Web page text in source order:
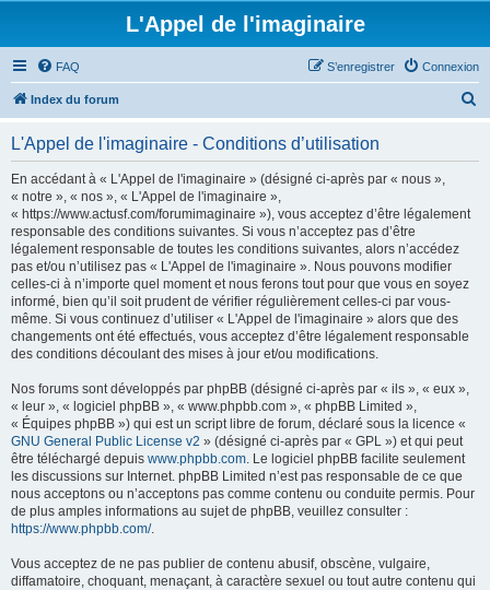
L'Appel de l'imaginaire
FAQ Connexion
S’enregistrer
Index du forum
L'Appel de l'imaginaire - Conditions d’utilisation
En accédant à « L'Appel de l'imaginaire » (désigné ci-après par « nous »,
« notre », « nos », « L'Appel de l'imaginaire »,
« https://www.actusf.com/forumimaginaire »), vous acceptez d’être légalement
responsable des conditions suivantes. Si vous n’acceptez pas d’être
légalement responsable de toutes les conditions suivantes, alors n’accédez
pas et/ou n’utilisez pas « L'Appel de l'imaginaire ». Nous pouvons modifier
celles-ci à n’importe quel moment et nous ferons tout pour que vous en soyez
informé, bien qu’il soit prudent de vérifier régulièrement celles-ci par vous-
même. Si vous continuez d’utiliser « L'Appel de l'imaginaire » alors que des
changements ont été effectués, vous acceptez d’être légalement responsable
des conditions découlant des mises à jour et/ou modifications.
Nos forums sont développés par phpBB (désigné ci-après par « ils », « eux »,
« leur », « logiciel phpBB », « www.phpbb.com », « phpBB Limited »,
« Équipes phpBB ») qui est un script libre de forum, déclaré sous la licence «
GNU General Public License v2 » (désigné ci-après par « GPL ») et qui peut
être téléchargé depuis www.phpbb.com. Le logiciel phpBB facilite seulement
les discussions sur Internet. phpBB Limited n’est pas responsable de ce que
nous acceptons ou n’acceptons pas comme contenu ou conduite permis. Pour
de plus amples informations au sujet de phpBB, veuillez consulter :
https://www.phpbb.com/.
Vous acceptez de ne pas publier de contenu abusif, obscène, vulgaire,
diffamatoire, choquant, menaçant, à caractère sexuel ou tout autre contenu qui